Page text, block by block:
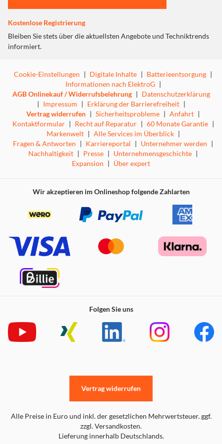
ein Entfernungswerkzeug ist im Lieferumfang enthalten.
unseren Resin Watch Bands
Verstellbare Größe – Werkzeug zum Entfernen der
Glieder inklusive
Dieses Produkt entspricht allen geltenden Vorschriften,
einschließlich des Nickelabgabetests gemäß EN 12472
und EN 1811.
MATERIALIEN
Edelstahl, ABS, rostfreies Eisen, Silikon, Celluloseacetat
Dieses Armband passt für:
38mm Apple Watch Series 1–3
40mm Apple Watch Series 4–6
40mm Apple Watch SE (1st - 3rd generation)
Wenn Sie unsicher bezüglich der Größe oder des Modells
Ihrer Apple Watch sind, prüfen Sie einfach die Rückseite
Passend für Handgelenke 130–175 mm
Schau dir dieses Video an, um zu sehen, wie einfach das
Einstellwerkzeug zu verwenden ist:
Kostenlose Registrierung
Bleiben Sie stets über die aktuellsten Angebote und Techniktrends
informiert.
Cookie-Einstellungen | Digitale Inhalte | Batterieentsorgung |
Informationen nach ElektroG |
AGB Onlinekauf / Widerrufsbelehrung | Datenschutzerklärung
| Impressum | Erklärung der Barrierefreiheit |
Vertrag widerrufen | Sicherheitsprobleme | Anfahrt |
Kontaktformular | Recht auf Reparatur | 60 Monate Garantie |
Markenwelt | Alle Services im Überblick |
Fragen & Antworten | Karriereportal | Unternehmer werden |
Nachhaltigkeit | Presse | Unternehmensgeschichte |
Expansion | Über expert
Wir akzeptieren im Onlineshop folgende Zahlarten
Folgen Sie uns
Alle Preise in Euro und inkl. der gesetzlichen Mehrwertsteuer. ggf.
zzgl. Versandkosten.
Lieferung innerhalb Deutschlands.
Vertrag widerrufen